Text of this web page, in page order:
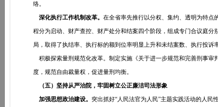
络。
深化执行工作机制改革。 在全省率先推行以分权、集约、透明为特点
程分为启动、财产查控、财产处分和结案四个阶段，组成专门合议庭
局，取得了执结率、执行标的额到位率明显上升和未结案数、执行投诉
积极探索量刑规范化改革。制定实施《关于进一步规范和完善刑事审
度，规范自由裁量权，促进量刑均衡。
（五）坚持从严治院，牢固树立公正廉洁司法形象
加强思想政治建设。 突出抓好“人民法官为人民”主题实践活动的人民